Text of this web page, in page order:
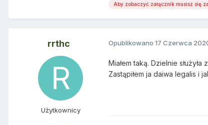
Aby zobaczyć załącznik musisz się
rrthc
Użytkownicy
Opublikowano 17 Czerwca
Miałem taką. Dzielnie
Zastąpiłem ja daiwa legalis i